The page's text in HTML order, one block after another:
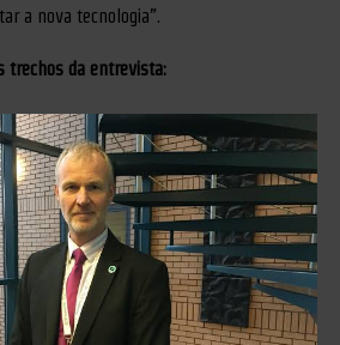
a nova tecnologia”.
trechos da entrevista: